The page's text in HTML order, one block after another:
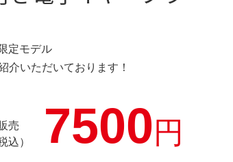
定モデル
介いただいております！
売
込）
7500円